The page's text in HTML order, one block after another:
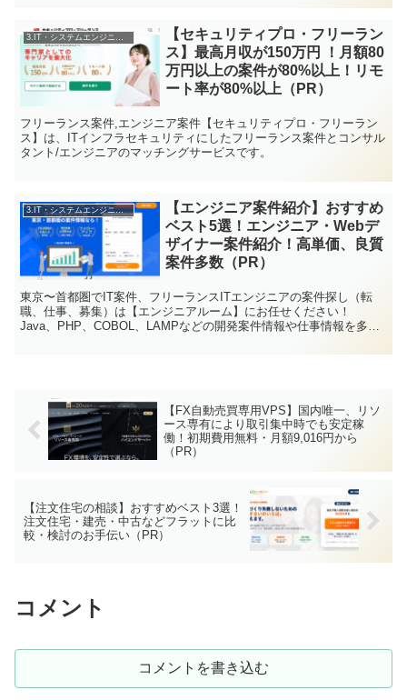
【セキュリティプロ・フリーラン
ス】最高月収が150万円 ！月額80
万円以上の案件が80%以上！リモ
ート率が80%以上（PR）
フリーランス案件,エンジニア案件【セキュリティプロ・フリーラン
ス】は、ITインフラセキュリティにしたフリーランス案件とコンサル
タント/エンジニアのマッチングサービスです。
3.IT・システムエンジニアの転職
【エンジニア案件紹介】おすすめ
ベスト5選！エンジニア・Webデ
ザイナー案件紹介！高単価、良質
案件多数（PR）
東京〜首都圏でIT案件、フリーランスITエンジニアの案件探し（転
職、仕事、募集）は【エンジニアルーム】にお任せください！
Java、PHP、COBOL、LAMPなどの開発案件情報や仕事情報を多数
【FX自動売買専用VPS】国内唯一、リソ
ース専有により取引集中時でも安定稼
働！初期費用無料・月額9,016円から
（PR）
【注文住宅の相談】おすすめベスト3選！
注文住宅・建売・中古などフラットに比
較・検討のお手伝い（PR）
コメント
コメントを書き込む